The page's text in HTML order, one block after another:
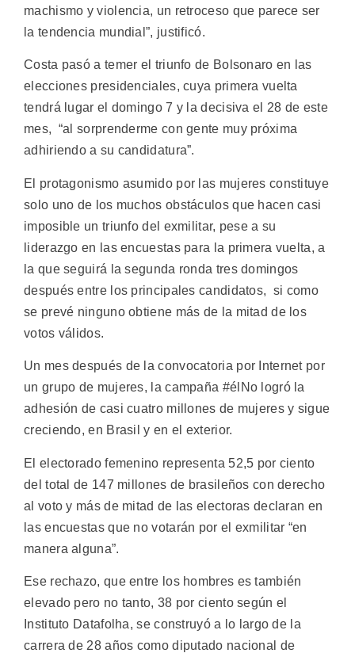
machismo y violencia, un retroceso que parece ser
la tendencia mundial”, justificó.
Costa pasó a temer el triunfo de Bolsonaro en las
elecciones presidenciales, cuya primera vuelta
tendrá lugar el domingo 7 y la decisiva el 28 de este
mes, “al sorprenderme con gente muy próxima
adhiriendo a su candidatura”.
El protagonismo asumido por las mujeres constituye
solo uno de los muchos obstáculos que hacen casi
imposible un triunfo del exmilitar, pese a su
liderazgo en las encuestas para la primera vuelta, a
la que seguirá la segunda ronda tres domingos
después entre los principales candidatos, si como
se prevé ninguno obtiene más de la mitad de los
votos válidos.
Un mes después de la convocatoria por Internet por
un grupo de mujeres, la campaña #élNo logró la
adhesión de casi cuatro millones de mujeres y sigue
creciendo, en Brasil y en el exterior.
El electorado femenino representa 52,5 por ciento
del total de 147 millones de brasileños con derecho
al voto y más de mitad de las electoras declaran en
las encuestas que no votarán por el exmilitar “en
manera alguna”.
Ese rechazo, que entre los hombres es también
elevado pero no tanto, 38 por ciento según el
Instituto Datafolha, se construyó a lo largo de la
carrera de 28 años como diputado nacional de